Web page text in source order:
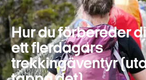
Hur du förbereder
ett flerdagars
trekkingäventyr